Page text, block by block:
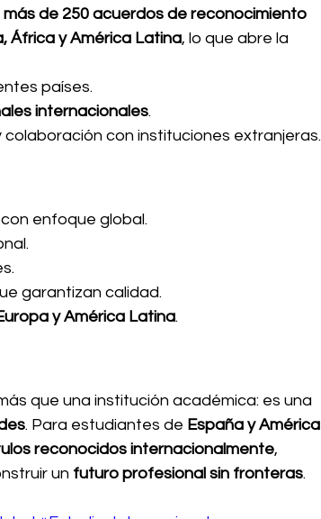
más de 250 acuerdos de reconocimiento
África y América Latina, lo que abre la
países.
internacionales.
con instituciones extranjeras.
con enfoque global.
garantizan calidad.
y América Latina.
que una institución académica: es una
. Para estudiantes de España y América
reconocidos internacionalmente,
un futuro profesional sin fronteras.